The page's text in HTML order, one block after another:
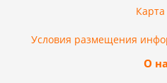
Карта
Условия размещения
О